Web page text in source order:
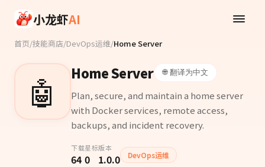
小龙虾AI
首页/技能商店/DevOps运维/Home Server
🤖 Home Server 🌐 翻译为中文
Plan, secure, and maintain a home server
with Docker services, remote access,
backups, and incident recovery.
下载
64
星标
0
版本
1.0.0 DevOps运维